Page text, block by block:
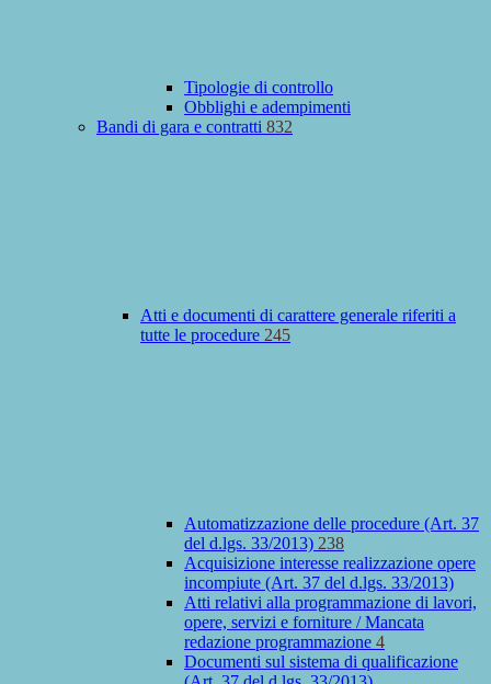
Tipologie di controllo
Obblighi e adempimenti
Bandi di gara e contratti 832
Atti e documenti di carattere generale riferiti a
tutte le procedure 245
Automatizzazione delle procedure (Art. 37
del d.lgs. 33/2013) 238
Acquisizione interesse realizzazione opere
incompiute (Art. 37 del d.lgs. 33/2013)
Atti relativi alla programmazione di lavori,
opere, servizi e forniture / Mancata
redazione programmazione 4
Documenti sul sistema di qualificazione